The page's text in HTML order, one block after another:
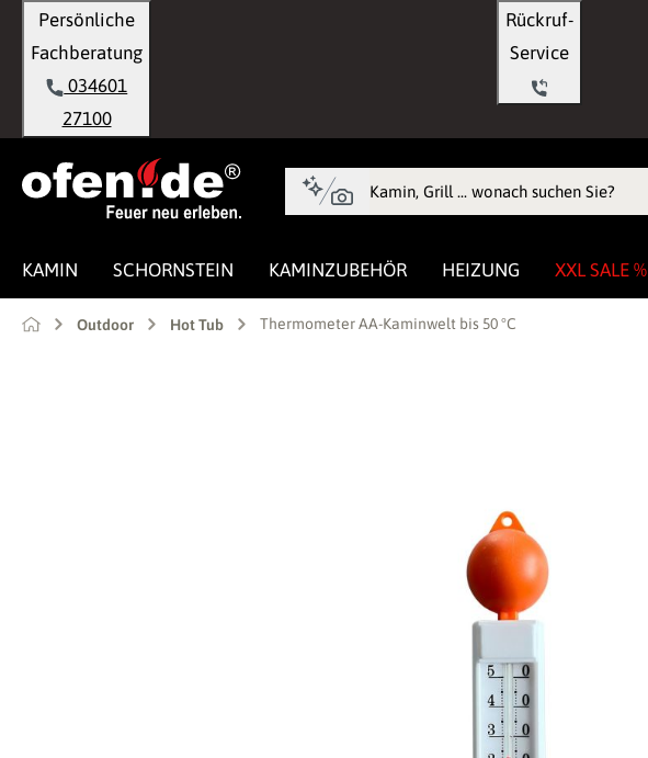
Zur Hauptnavigation springen
Persönliche
Fachberatung
034601
27100
Rückruf-
KAMIN SCHORNSTEIN KAMINZUBEHÖR HEIZUNG XXL SALE %
Outdoor Hot Tub Thermometer AA-Kaminwelt bis 50 °C